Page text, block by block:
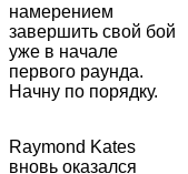
намерением
завершить свой бой
уже в начале
первого раунда.
Начну по порядку.
Raymond Kates
вновь оказался